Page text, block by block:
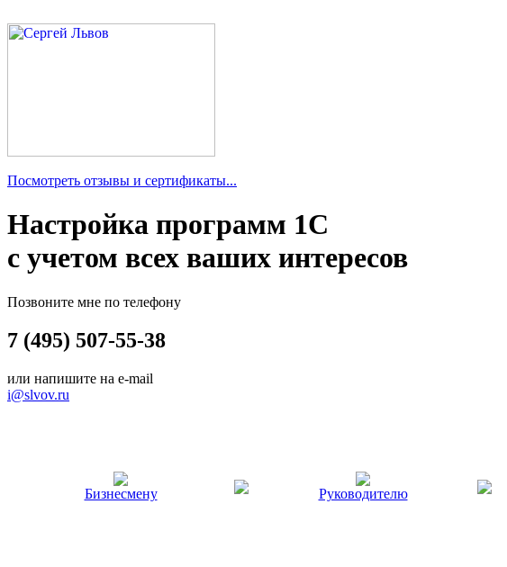
Посмотреть отзывы и сертификаты...
Настройка программ 1С
с учетом всех ваших интересов
Позвоните мне по телефону
7 (495) 507-55-38
или напишите на e-mail
i@slvov.ru
Бизнесмену Руководителю